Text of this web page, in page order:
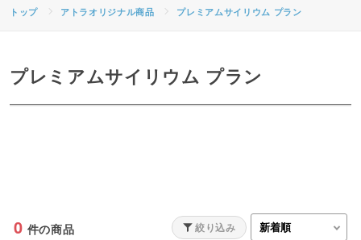
トップ アトラオリジナル商品 プレミアムサイリウム プラン
プレミアムサイリウム プラン
0 件の商品 絞り込み